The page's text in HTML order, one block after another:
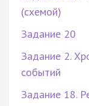
(схемой)
Задание 20
Задание 2.
событий
Задание 18.